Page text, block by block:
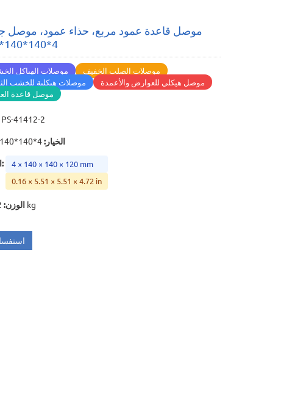
موصل قاعدة عمود مربع، حذاء عمود، موصل
4*140*140*120
موصلات الهياكل
موصلات الصلب الخفيف
موصلات هيكلية للخشب
موصل هيكلي للعوارض والأعمدة
موصل قاعدة
PS-41412-2
الخيار :
4*140*140*120
:
4 × 140 × 140 × 120 mm
0.16 × 5.51 × 5.51 × 4.72 in
الوزن: 2.752 kg